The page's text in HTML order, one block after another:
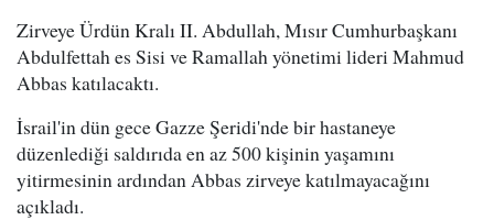
Zirveye Ürdün Kralı II. Abdullah, Mısır Cumhurbaşkanı
Abdulfettah es Sisi ve Ramallah yönetimi lideri Mahmud
Abbas katılacaktı.
İsrail'in dün gece Gazze Şeridi'nde bir hastaneye
düzenlediği saldırıda en az 500 kişinin yaşamını
yitirmesinin ardından Abbas zirveye katılmayacağını
açıkladı.